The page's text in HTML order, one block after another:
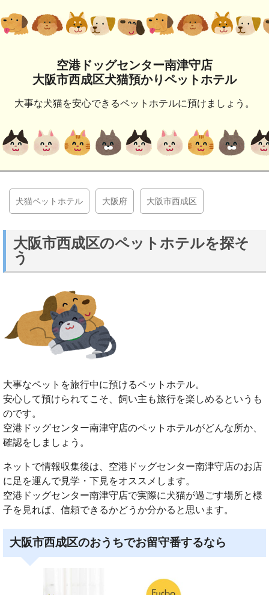
空港ドッグセンター南津守店
大阪市西成区犬猫預かりペットホテル
大事な犬猫を安心できるペットホテルに預けましょう。
犬猫ペットホテル 大阪府 大阪市西成区
大阪市西成区のペットホテルを探そ
う
大事なペットを旅行中に預けるペットホテル。
安心して預けられてこそ、飼い主も旅行を楽しめるというも
のです。
空港ドッグセンター南津守店のペットホテルがどんな所か、
確認をしましょう。
ネットで情報収集後は、空港ドッグセンター南津守店のお店
に足を運んで見学・下見をオススメします。
空港ドッグセンター南津守店で実際に犬猫が過ごす場所と様
子を見れば、信頼できるかどうか分かると思います。
大阪市西成区のおうちでお留守番するなら